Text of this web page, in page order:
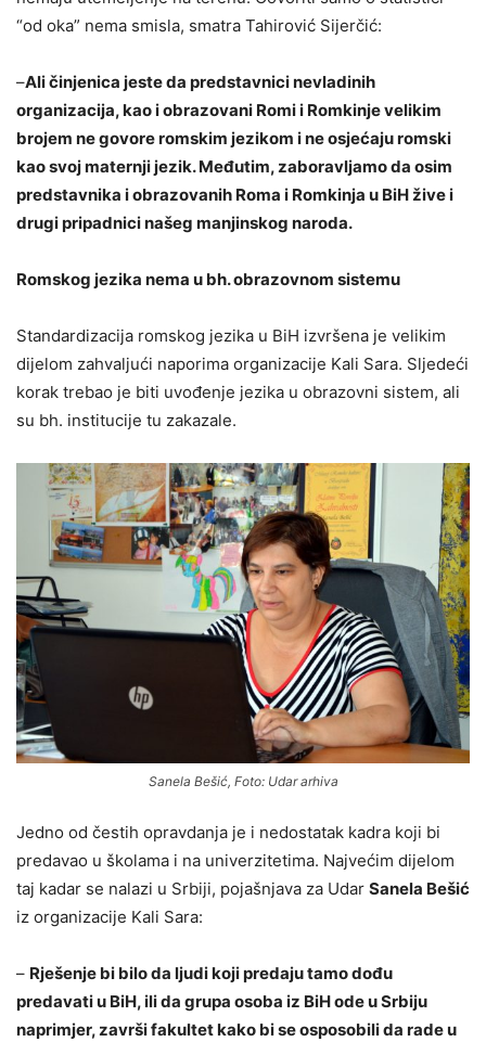
“od oka” nema smisla, smatra Tahirović Sijerčić:
–Ali činjenica jeste da predstavnici nevladinih
organizacija, kao i obrazovani Romi i Romkinje velikim
brojem ne govore romskim jezikom i ne osjećaju romski
kao svoj maternji jezik. Međutim, zaboravljamo da osim
predstavnika i obrazovanih Roma i Romkinja u BiH žive i
drugi pripadnici našeg manjinskog naroda.
Romskog jezika nema u bh. obrazovnom sistemu
Standardizacija romskog jezika u BiH izvršena je velikim
dijelom zahvaljući naporima organizacije Kali Sara. Sljedeći
korak trebao je biti uvođenje jezika u obrazovni sistem, ali
su bh. institucije tu zakazale.
Sanela Bešić, Foto: Udar arhiva
Jedno od čestih opravdanja je i nedostatak kadra koji bi
predavao u školama i na univerzitetima. Najvećim dijelom
taj kadar se nalazi u Srbiji, pojašnjava za Udar Sanela Bešić
iz organizacije Kali Sara:
– Rješenje bi bilo da ljudi koji predaju tamo dođu
predavati u BiH, ili da grupa osoba iz BiH ode u Srbiju
naprimjer, završi fakultet kako bi se osposobili da rade u